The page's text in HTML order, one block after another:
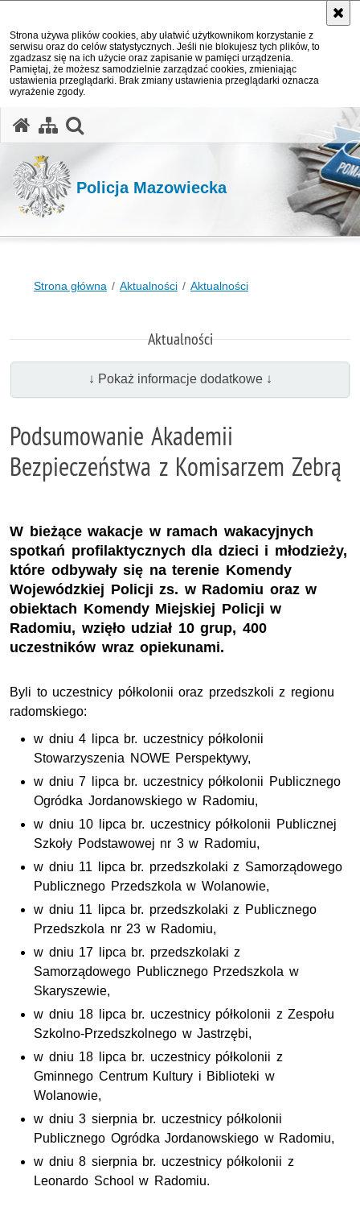
Strona używa plików cookies, aby ułatwić użytkownikom korzystanie z
serwisu oraz do celów statystycznych. Jeśli nie blokujesz tych plików, to
zgadzasz się na ich użycie oraz zapisanie w pamięci urządzenia.
Pamiętaj, że możesz samodzielnie zarządzać cookies, zmieniając
ustawienia przeglądarki. Brak zmiany ustawienia przeglądarki oznacza
wyrażenie zgody.
Policja Mazowiecka
Strona główna Aktualności Aktualności
Aktualności
↓ Pokaż informacje dodatkowe ↓
Podsumowanie Akademii
Bezpieczeństwa z Komisarzem Zebrą
W bieżące wakacje w ramach wakacyjnych
spotkań profilaktycznych dla dzieci i młodzieży,
które odbywały się na terenie Komendy
Wojewódzkiej Policji zs. w Radomiu oraz w
obiektach Komendy Miejskiej Policji w
Radomiu, wzięło udział 10 grup, 400
uczestników wraz opiekunami.
Byli to uczestnicy półkolonii oraz przedszkoli z regionu
radomskiego:
w dniu 4 lipca br. uczestnicy półkolonii
Stowarzyszenia NOWE Perspektywy,
w dniu 7 lipca br. uczestnicy półkolonii Publicznego
Ogródka Jordanowskiego w Radomiu,
w dniu 10 lipca br. uczestnicy półkolonii Publicznej
Szkoły Podstawowej nr 3 w Radomiu,
w dniu 11 lipca br. przedszkolaki z Samorządowego
Publicznego Przedszkola w Wolanowie,
w dniu 11 lipca br. przedszkolaki z Publicznego
Przedszkola nr 23 w Radomiu,
w dniu 17 lipca br. przedszkolaki z
Samorządowego Publicznego Przedszkola w
Skaryszewie,
w dniu 18 lipca br. uczestnicy półkolonii z Zespołu
Szkolno-Przedszkolnego w Jastrzębi,
w dniu 18 lipca br. uczestnicy półkolonii z
Gminnego Centrum Kultury i Biblioteki w
Wolanowie,
w dniu 3 sierpnia br. uczestnicy półkolonii
Publicznego Ogródka Jordanowskiego w Radomiu,
w dniu 8 sierpnia br. uczestnicy półkolonii z
Leonardo School w Radomiu.